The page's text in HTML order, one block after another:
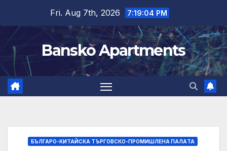
content
Fri. Aug 7th, 2026 7:19:05 PM
Bansko Apartments
БЪЛГАРО-КИТАЙСКА ТЪРГОВСКО-ПРОМИШЛЕНА ПАЛAТА